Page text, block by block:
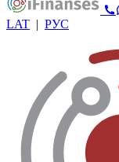
LAT | РУС